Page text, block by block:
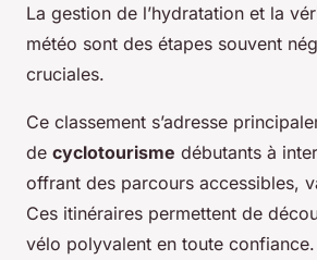
La gestion de l’hydratation et la
météo sont des étapes souvent
cruciales.
Ce classement s’adresse
de cyclotourisme débutants à
offrant des parcours accessibles,
Ces itinéraires permettent de
vélo polyvalent en toute confiance.